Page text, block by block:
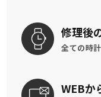
修理後
全ての時
WEBか